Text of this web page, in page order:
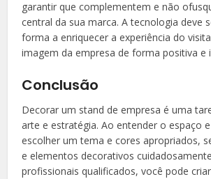
garantir que complementem e não
central da sua marca. A tecnologia deve
forma a enriquecer a experiência do
imagem da empresa de forma positiva e
Conclusão
Decorar um stand de empresa é uma
arte e estratégia. Ao entender o espaço
escolher um tema e cores apropriados,
e elementos decorativos
profissionais qualificados, você pode